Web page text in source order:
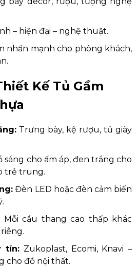
– hiện đại – nghệ thuật.
nhấn mạnh cho phòng khách,
Kế Tủ Gầm
Trưng bày, kệ rượu, tủ giày
sáng cho ấm áp, đen trắng cho
trẻ trung.
Đèn LED hoặc đèn cảm biến
Mỗi cầu thang cao thấp khác
tín: Zukoplast, Ecomi, Knavi –
cho đồ nội thất.